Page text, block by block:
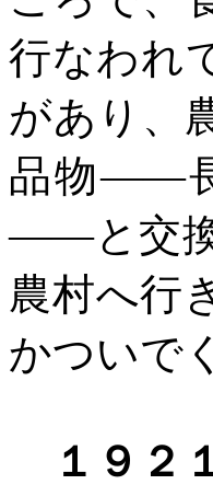
行なわれ
があり、
品物――
――と交換
農村へ行
かついで
１９２